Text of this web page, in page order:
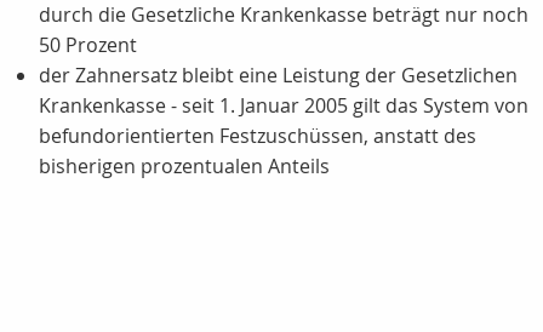
durch die Gesetzliche Krankenkasse beträgt nur noch
50 Prozent
der Zahnersatz bleibt eine Leistung der Gesetzlichen
Krankenkasse - seit 1. Januar 2005 gilt das System von
befundorientierten Festzuschüssen, anstatt des
bisherigen prozentualen Anteils